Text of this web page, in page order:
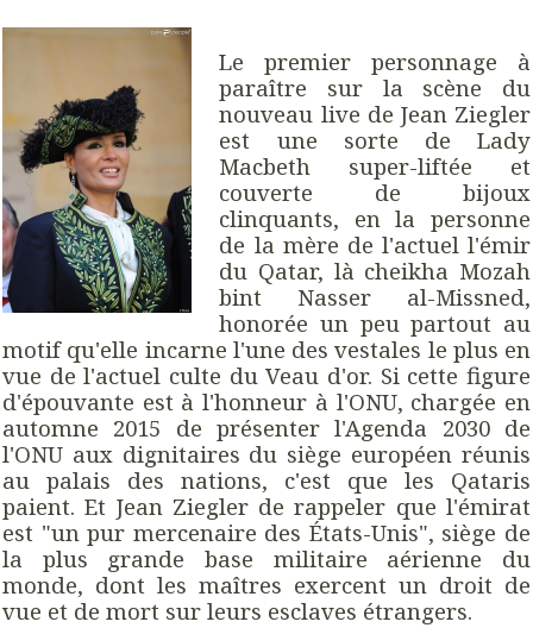
Le premier personnage à
paraître sur la scène du
nouveau live de Jean Ziegler
est une sorte de Lady
Macbeth super-liftée et
couverte de bijoux
clinquants, en la personne
de la mère de l'actuel l'émir
du Qatar, là cheikha Mozah
bint Nasser al-Missned,
honorée un peu partout au
motif qu'elle incarne l'une des vestales le plus en
vue de l'actuel culte du Veau d'or. Si cette figure
d'épouvante est à l'honneur à l'ONU, chargée en
automne 2015 de présenter l'Agenda 2030 de
l'ONU aux dignitaires du siège européen réunis
au palais des nations, c'est que les Qataris
paient. Et Jean Ziegler de rappeler que l'émirat
est "un pur mercenaire des États-Unis", siège de
la plus grande base militaire aérienne du
monde, dont les maîtres exercent un droit de
vue et de mort sur leurs esclaves étrangers.